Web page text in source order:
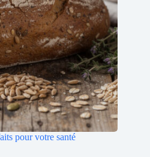
pour votre santé